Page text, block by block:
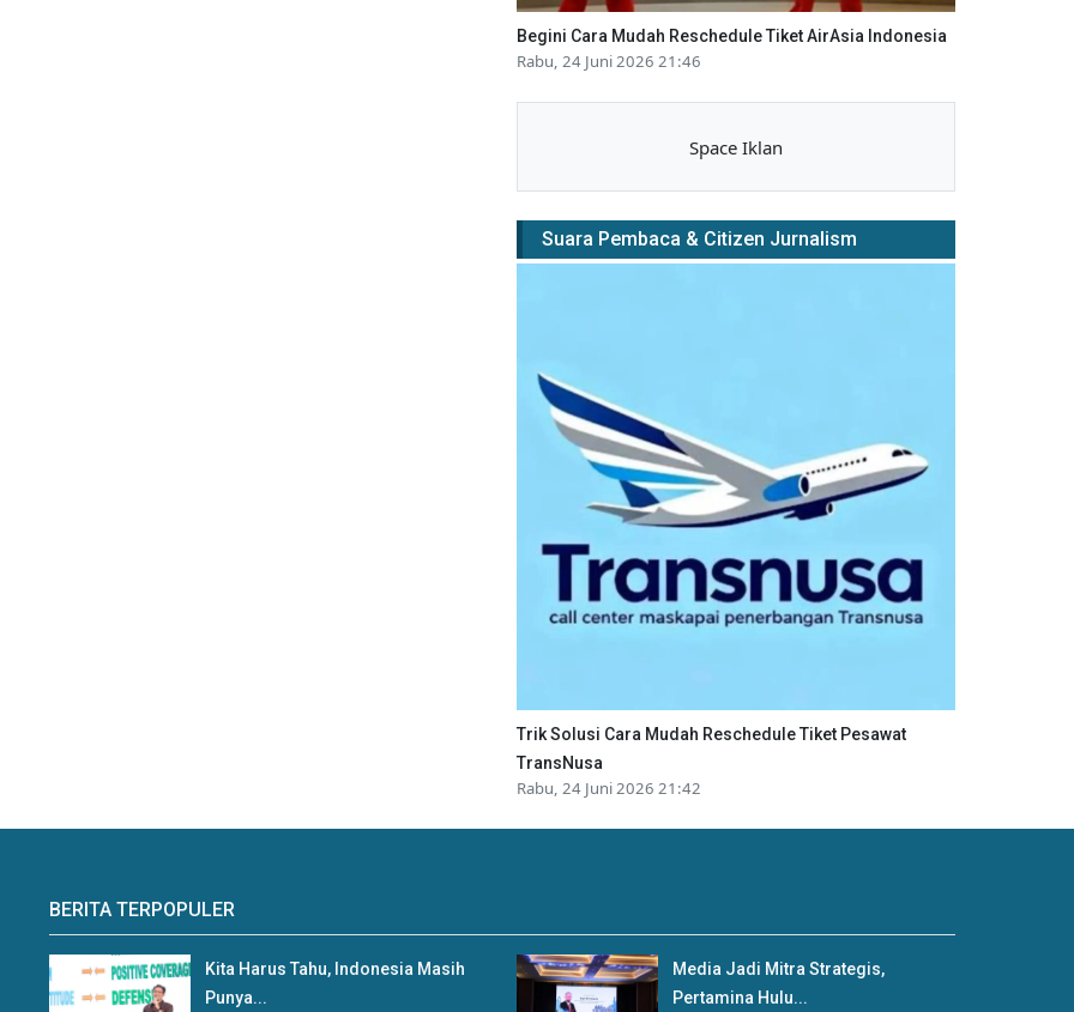
Begini Cara Mudah Reschedule Tiket AirAsia Indonesia
Rabu, 24 Juni 2026 21:46
Space Iklan
Suara Pembaca & Citizen Jurnalism
Trik Solusi Cara Mudah Reschedule Tiket Pesawat
TransNusa
Rabu, 24 Juni 2026 21:42
BERITA TERPOPULER
Kita Harus Tahu, Indonesia Masih
Punya...
Media Jadi Mitra Strategis,
Pertamina Hulu...